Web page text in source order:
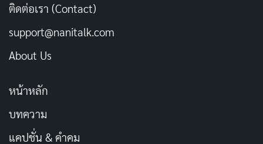
ติดต่อเรา (Contact)
support@nanitalk.com
About Us
หน้าหลัก
บทความ
แคปชั่น & คำคม